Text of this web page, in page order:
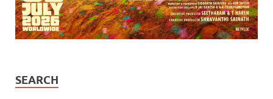
SEARCH